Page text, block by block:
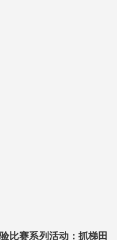
比赛系列活动： 抓梯田